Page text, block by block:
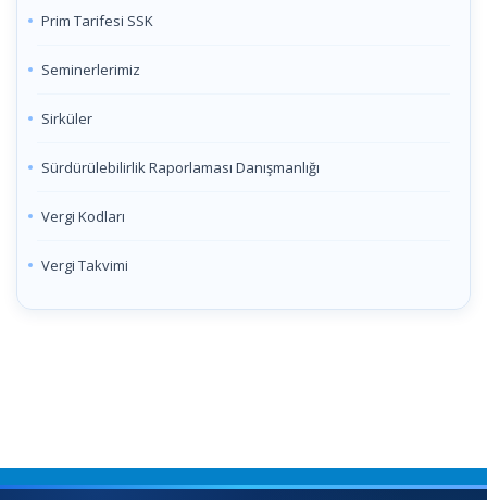
Prim Tarifesi SSK
Seminerlerimiz
Sirküler
Sürdürülebilirlik Raporlaması Danışmanlığı
Vergi Kodları
Vergi Takvimi